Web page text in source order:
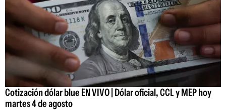
Cotización dólar blue EN VIVO | Dólar oficial, CCL y MEP hoy
martes 4 de agosto